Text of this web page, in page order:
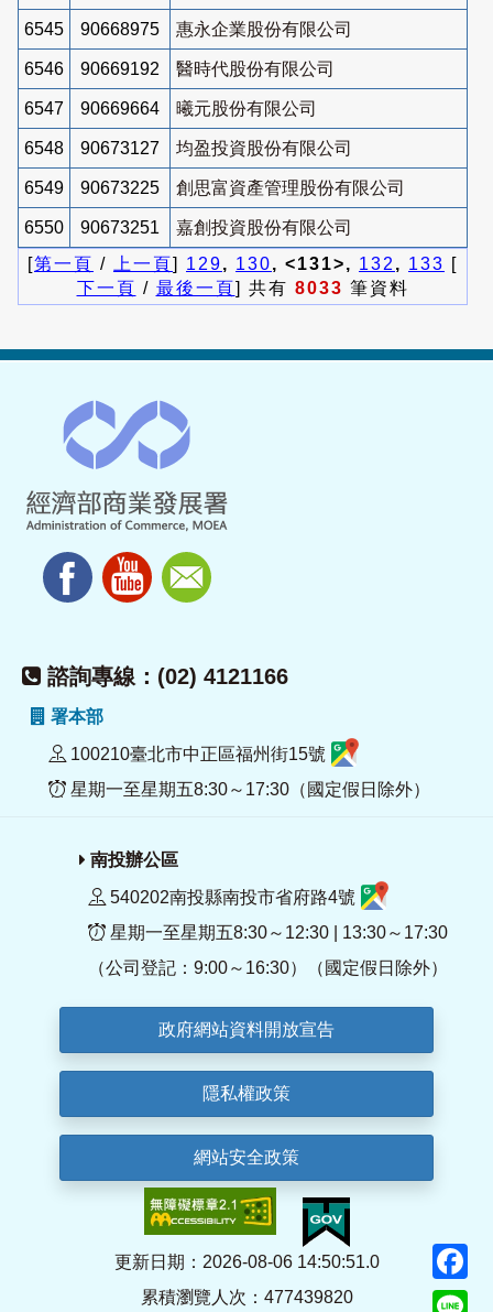
6545 90668975 惠永企業股份有限公司
6546 90669192 醫時代股份有限公司
6547 90669664 曦元股份有限公司
6548 90673127 均盈投資股份有限公司
6549 90673225 創思富資產管理股份有限公司
6550 90673251
嘉創投資股份有限公司
[第一頁 / 上一頁] 129, 130, <131>, 132 , 133 [
下一頁 / 最後一頁] 共有 8033 筆資料
諮詢專線：(02) 4121166
署本部
100210臺北市中正區福州街15號
星期一至星期五8:30～17:30（國定假日除外）
南投辦公區
540202南投縣南投市省府路4號
星期一至星期五8:30～12:30 | 13:30～17:30
（公司登記：9:00～16:30）（國定假日除外）
政府網站資料開放宣告
隱私權政策
網站安全政策
更新日期：2026-08-06 14:50:51.0
累積瀏覽人次：477439820